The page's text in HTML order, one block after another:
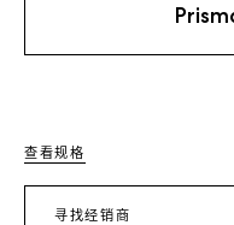
查看规格
寻找经销商